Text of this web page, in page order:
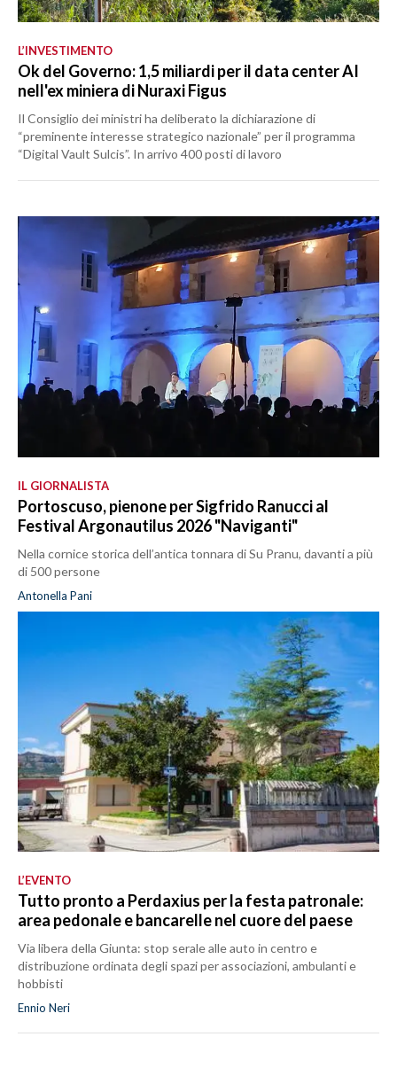
L’INVESTIMENTO
Ok del Governo: 1,5 miliardi per il data center AI
nell'ex miniera di Nuraxi Figus
Il Consiglio dei ministri ha deliberato la dichiarazione di
“preminente interesse strategico nazionale” per il programma
“Digital Vault Sulcis”. In arrivo 400 posti di lavoro
IL GIORNALISTA
Portoscuso, pienone per Sigfrido Ranucci al
Festival Argonautilus 2026 "Naviganti"
Nella cornice storica dell’antica tonnara di Su Pranu, davanti a più
di 500 persone
Antonella Pani
L’EVENTO
Tutto pronto a Perdaxius per la festa patronale:
area pedonale e bancarelle nel cuore del paese
Via libera della Giunta: stop serale alle auto in centro e
distribuzione ordinata degli spazi per associazioni, ambulanti e
hobbisti
Ennio Neri